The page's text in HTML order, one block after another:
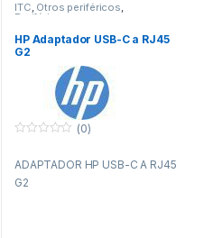
ITC, Otros periféricos,
Periféricos
HP Adaptador USB-C a RJ45
G2
u
r
(0)
ADAPTADOR HP USB-C A RJ45
G2